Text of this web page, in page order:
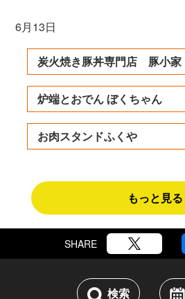
6月13日
炭火焼き豚丼専門店 豚小家
炉端とおでん ぼくちゃん
お肉スタンドふくや
もっと見る
SHARE
検索